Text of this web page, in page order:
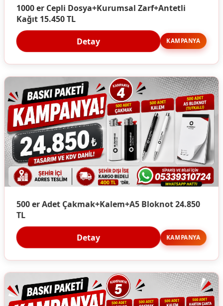
1000 er Cepli Dosya+Kurumsal Zarf+Antetli
Kağıt 15.450 TL
Detay KAMPANYA
500 er Adet Çakmak+Kalem+A5 Bloknot 24.850
TL
Detay KAMPANYA